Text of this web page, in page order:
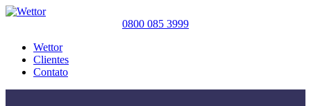
0800 085 3999
Wettor
Clientes
Contato